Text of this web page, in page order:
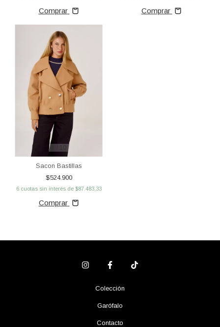
Comprar Comprar
Sacon Bastillas
$524.900
6 cuotas sin interés de $87.483,33
Comprar
Colección
Garófalo
Contacto